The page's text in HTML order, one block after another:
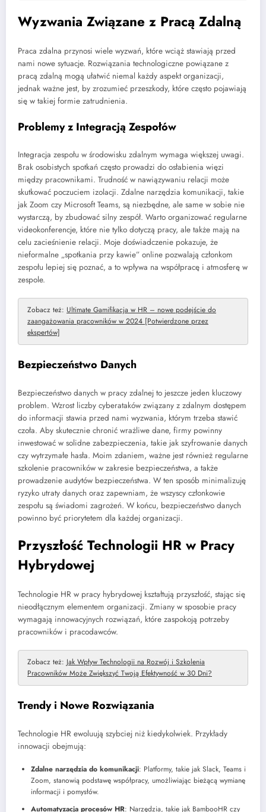
Wyzwania Związane z Pracą Zdalną
Praca zdalna przynosi wiele wyzwań, które wciąż stawiają przed
nami nowe sytuacje. Rozwiązania technologiczne powiązane z
pracą zdalną mogą ułatwić niemal każdy aspekt organizacji,
jednak ważne jest, by zrozumieć przeszkody, które często pojawiają
się w takiej formie zatrudnienia.
Problemy z Integracją Zespołów
Integracja zespołu w środowisku zdalnym wymaga większej uwagi.
Brak osobistych spotkań często prowadzi do osłabienia więzi
między pracownikami. Trudność w nawiązywaniu relacji może
skutkować poczuciem izolacji. Zdalne narzędzia komunikacji, takie
jak Zoom czy Microsoft Teams, są niezbędne, ale same w sobie nie
wystarczą, by zbudować silny zespół. Warto organizować regularne
videokonferencje, które nie tylko dotyczą pracy, ale także mają na
celu zacieśnienie relacji. Moje doświadczenie pokazuje, że
nieformalne „spotkania przy kawie” online pozwalają członkom
zespołu lepiej się poznać, a to wpływa na współpracę i atmosferę w
zespole.
Zobacz też: Ultimate Gamifikacja w HR – nowe podejście do
zaangażowania pracowników w 2024 [Potwierdzone przez
ekspertów]
Bezpieczeństwo Danych
Bezpieczeństwo danych w pracy zdalnej to jeszcze jeden kluczowy
problem. Wzrost liczby cyberataków związany z zdalnym dostępem
do informacji stawia przed nami wyzwania, którym trzeba stawić
czoła. Aby skutecznie chronić wrażliwe dane, firmy powinny
inwestować w solidne zabezpieczenia, takie jak szyfrowanie danych
czy wytrzymałe hasła. Moim zdaniem, ważne jest również regularne
szkolenie pracowników w zakresie bezpieczeństwa, a także
prowadzenie audytów bezpieczeństwa. W ten sposób minimalizuję
ryzyko utraty danych oraz zapewniam, że wszyscy członkowie
zespołu są świadomi zagrożeń. W końcu, bezpieczeństwo danych
powinno być priorytetem dla każdej organizacji.
Przyszłość Technologii HR w Pracy
Hybrydowej
Technologie HR w pracy hybrydowej kształtują przyszłość, stając się
nieodłącznym elementem organizacji. Zmiany w sposobie pracy
wymagają innowacyjnych rozwiązań, które zaspokoją potrzeby
pracowników i pracodawców.
Zobacz też: Jak Wpływ Technologii na Rozwój i Szkolenia
Pracowników Może Zwiększyć Twoją Efektywność w 30 Dni?
Trendy i Nowe Rozwiązania
Technologie HR ewoluują szybciej niż kiedykolwiek. Przykłady
innowacji obejmują:
Zdalne narzędzia do komunikacji: Platformy, takie jak Slack, Teams i
Zoom, stanowią podstawę współpracy, umożliwiając bieżącą wymianę
informacji i pomysłów.
Automatyzacja procesów HR: Narzędzia, takie jak BambooHR czy